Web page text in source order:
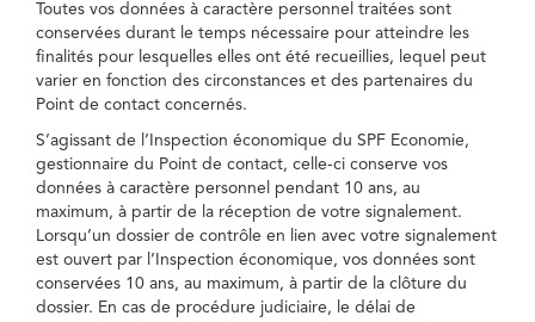
Toutes vos données à caractère personnel traitées sont
conservées durant le temps nécessaire pour atteindre les
finalités pour lesquelles elles ont été recueillies, lequel peut
varier en fonction des circonstances et des partenaires du
Point de contact concernés.
S’agissant de l’Inspection économique du SPF Economie,
gestionnaire du Point de contact, celle-ci conserve vos
données à caractère personnel pendant 10 ans, au
maximum, à partir de la réception de votre signalement.
Lorsqu’un dossier de contrôle en lien avec votre signalement
est ouvert par l’Inspection économique, vos données sont
conservées 10 ans, au maximum, à partir de la clôture du
dossier. En cas de procédure judiciaire, le délai de